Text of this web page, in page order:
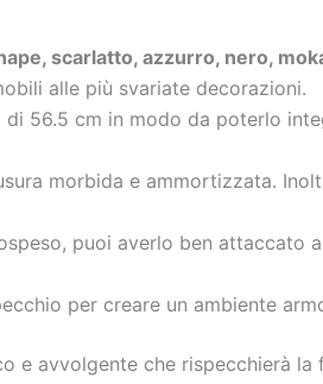
scarlatto, azzurro, nero,
alle più svariate decorazioni.
di 56.5 cm in modo da poterlo
morbida e ammortizzata.
puoi averlo ben
per creare un ambiente
e avvolgente che rispecchierà